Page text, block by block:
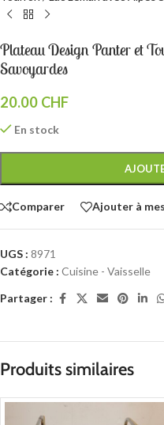
Plateau Design Panter et
Savoyardes
20.00 CHF
En stock
Comparer Ajouter à
UGS : 8971
Catégorie : Cuisine - Vaisselle
Partager :
Produits similaires